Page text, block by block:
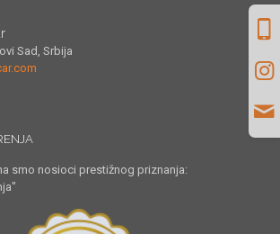
Sad, Srbija
smo nosioci prestižnog priznanja: